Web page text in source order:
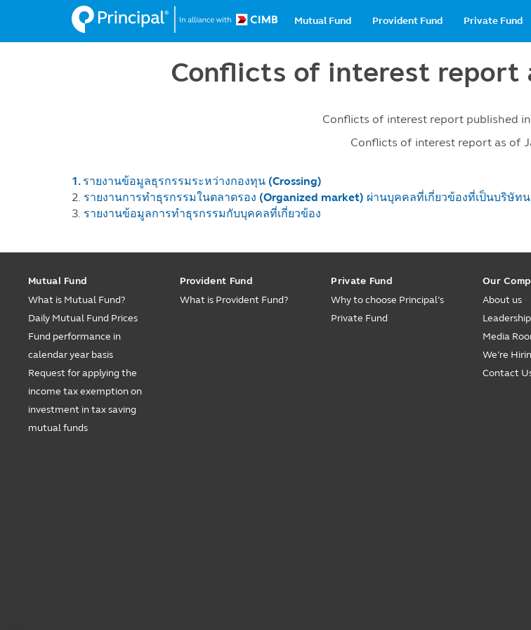
Main
navigation
Mutual Fund Provident Fund Private Fund
Conflicts of interest report
Conflicts of interest report published
Conflicts of interest report as of
1. รายงานข้อมูลธุรกรรมระหว่างกองทุน (Crossing)
2. รายงานการทำธุรกรรมในตลาดรอง (Organized market) ผ่านบุคคลที่เกี่ยวข้องที่เป็นบริษัท
3. รายงานข้อมูลการทำธุรกรรมกับบุคคลที่เกี่ยวข้อง
Mutual Fund
What is Mutual Fund?
Daily Mutual Fund Prices
Fund performance in
calendar year basis
Request for applying the
income tax exemption on
investment in tax saving
mutual funds
Provident Fund
What is Provident Fund?
Private Fund
Why to choose Principal’s
Private Fund
Our
About us
Leadership
Media
We’re
Contact